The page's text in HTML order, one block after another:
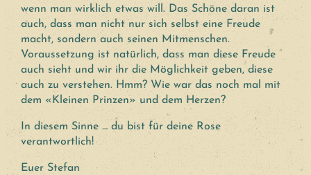
wenn man wirklich etwas will. Das Schöne daran ist
auch, dass man nicht nur sich selbst eine Freude
macht, sondern auch seinen Mitmenschen.
Voraussetzung ist natürlich, dass man diese Freude
auch sieht und wir ihr die Möglichkeit geben, diese
auch zu verstehen. Hmm? Wie war das noch mal mit
dem «Kleinen Prinzen» und dem Herzen?
In diesem Sinne … du bist für deine Rose
verantwortlich!
Euer Stefan